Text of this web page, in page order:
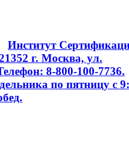
Институт
г. Москва, ул.
8-800-100-7736.
по пятницу с